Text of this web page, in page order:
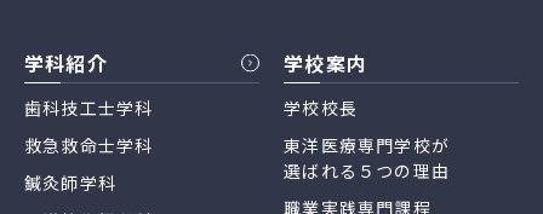
学科紹介
歯科技工士学科
救急救命士学科
鍼灸師学科
学校案内
学校校長
東洋医療専門学校が
選ばれる５つの理由
職業実践専門課程